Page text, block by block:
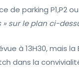
de parking P1,P2
» sur le plan ci-
à 13H30, mais la
dans la